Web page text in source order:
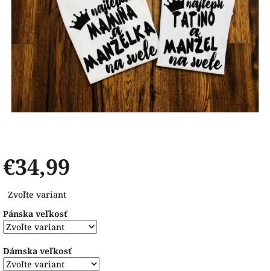
€34,99
cena:
Zvoľte variant
Pánska veľkosť
Dámska veľkosť